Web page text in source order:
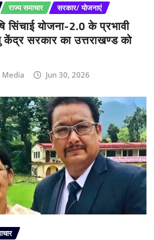
राज्य समाचार सरकार/ योजनाएं
सिंचाई योजना-2.0 के प्रभावी
केंद्र सरकार का उत्तराखण्ड को
Jun 30, 2026